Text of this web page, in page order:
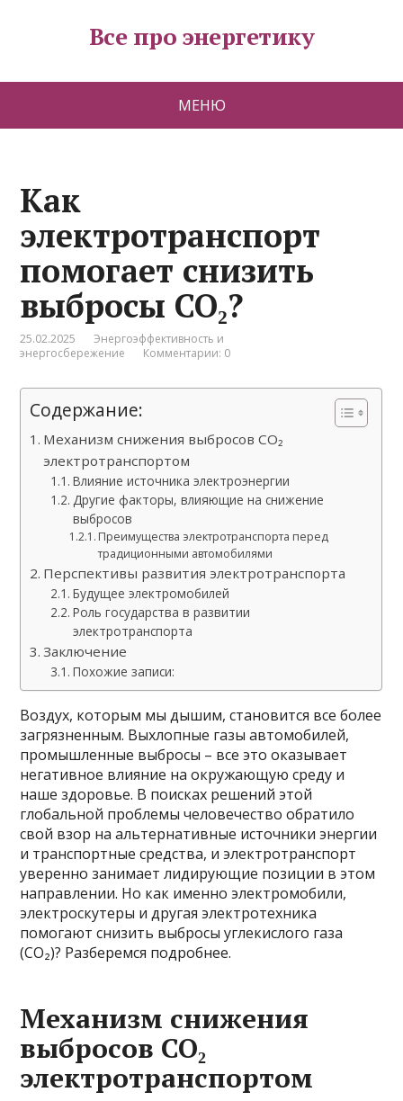
Все про энергетику
МЕНЮ
Как
электротранспорт
помогает снизить
выбросы CO₂?
25.02.2025
Энергоэффективность и
энергосбережение
Комментарии: 0
Содержание:
Механизм снижения выбросов CO₂
электротранспортом
Влияние источника электроэнергии
Другие факторы, влияющие на снижение
выбросов
Преимущества электротранспорта перед
традиционными автомобилями
Перспективы развития электротранспорта
Будущее электромобилей
Роль государства в развитии
электротранспорта
Заключение
Похожие записи:
Воздух, которым мы дышим, становится все более
загрязненным. Выхлопные газы автомобилей,
промышленные выбросы – все это оказывает
негативное влияние на окружающую среду и
наше здоровье. В поисках решений этой
глобальной проблемы человечество обратило
свой взор на альтернативные источники энергии
и транспортные средства, и электротранспорт
уверенно занимает лидирующие позиции в этом
направлении. Но как именно электромобили,
электроскутеры и другая электротехника
помогают снизить выбросы углекислого газа
(CO₂)? Разберемся подробнее.
Механизм снижения
выбросов CO₂
электротранспортом